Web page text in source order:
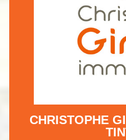
CHRISTOPHE